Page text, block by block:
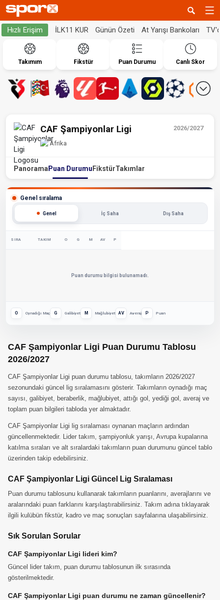
Hızlı Erişim İLK11 KUR Günün Özeti At Yarışı Bankoları
Takımım Fikstür Puan Durumu Canlı Skor
2026/2027
CAF Şampiyonlar Ligi
Afrika
Panorama Puan Durumu FikstürTakımlar
Genel sıralama
Genel İç Saha Dış Saha
SIRA TAKIM O G M AV P
Puan durumu bilgisi bulunamadı.
O Oynadığı Maç G Galibiyet M Mağlubiyet AV Averaj P Puan
CAF Şampiyonlar Ligi Puan Durumu Tablosu
2026/2027
CAF Şampiyonlar Ligi puan durumu tablosu, takımların 2026/2027
sezonundaki güncel lig sıralamasını gösterir. Takımların oynadığı maç
sayısı, galibiyet, beraberlik, mağlubiyet, attığı gol, yediği gol, averaj ve
toplam puan bilgileri tabloda yer almaktadır.
CAF Şampiyonlar Ligi lig sıralaması oynanan maçların ardından
güncellenmektedir. Lider takım, şampiyonluk yarışı, Avrupa kupalarına
katılma sıraları ve alt sıralardaki takımların puan durumunu güncel tablo
üzerinden takip edebilirsiniz.
CAF Şampiyonlar Ligi Güncel Lig Sıralaması
Puan durumu tablosunu kullanarak takımların puanlarını, averajlarını ve
aralarındaki puan farklarını karşılaştırabilirsiniz. Takım adına tıklayarak
ilgili kulübün fikstür, kadro ve maç sonuçları sayfalarına ulaşabilirsiniz.
Sık Sorulan Sorular
CAF Şampiyonlar Ligi lideri kim?
Güncel lider takım, puan durumu tablosunun ilk sırasında
gösterilmektedir.
CAF Şampiyonlar Ligi puan durumu ne zaman güncellenir?